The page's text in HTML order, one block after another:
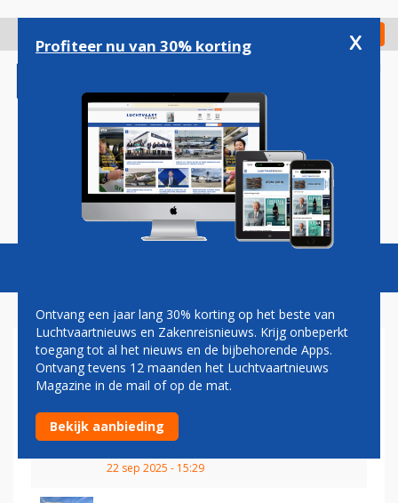
gaan
Check in
Magazine Podcasts Vacatures
AIRPORTS
Gijzelsoftware leidde tot verstoringen
op Europese...
22 sep 2025 - 15:29
Profiteer nu van 30% korting x
Ontvang een jaar lang 30% korting op het beste van
Luchtvaartnieuws en Zakenreisnieuws. Krijg onbeperkt
toegang tot al het nieuws en de bijbehorende Apps.
Ontvang tevens 12 maanden het Luchtvaartnieuws
Magazine in de mail of op de mat.
Bekijk aanbieding